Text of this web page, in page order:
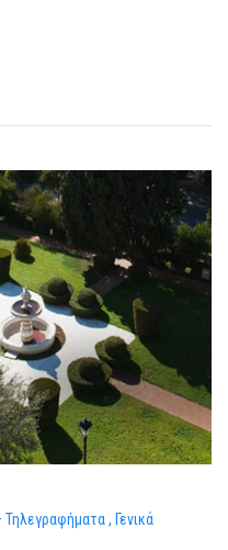
Τηλεγραφήματα Γενικά